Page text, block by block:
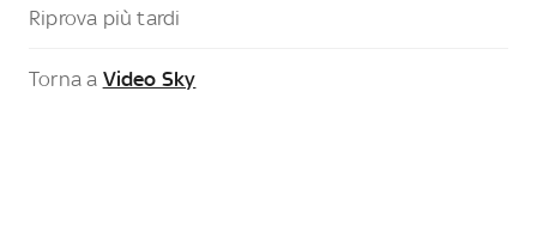
Riprova più tardi
Torna a Video Sky